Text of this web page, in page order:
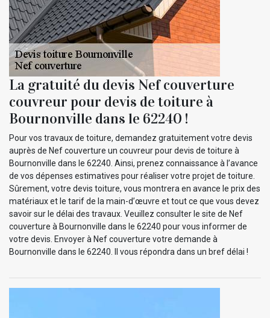
La gratuité du devis Nef couverture
couvreur pour devis de toiture à
Bournonville dans le 62240 !
Pour vos travaux de toiture, demandez gratuitement votre devis
auprès de Nef couverture un couvreur pour devis de toiture à
Bournonville dans le 62240. Ainsi, prenez connaissance à l’avance
de vos dépenses estimatives pour réaliser votre projet de toiture.
Sûrement, votre devis toiture, vous montrera en avance le prix des
matériaux et le tarif de la main-d’œuvre et tout ce que vous devez
savoir sur le délai des travaux. Veuillez consulter le site de Nef
couverture à Bournonville dans le 62240 pour vous informer de
votre devis. Envoyer à Nef couverture votre demande à
Bournonville dans le 62240. Il vous répondra dans un bref délai !